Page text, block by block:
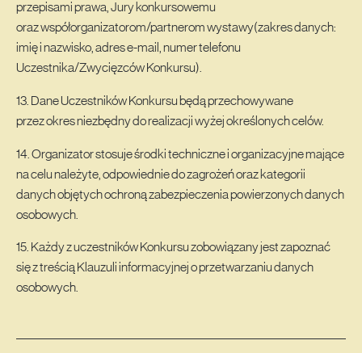
przepisami prawa, Jury konkursowemu
oraz współorganizatorom/partnerom wystawy(zakres danych:
imię i nazwisko, adres e-mail, numer telefonu
Uczestnika/Zwycięzców Konkursu).
13. Dane Uczestników Konkursu będą przechowywane
przez okres niezbędny do realizacji wyżej określonych celów.
14. Organizator stosuje środki techniczne i organizacyjne mające
na celu należyte, odpowiednie do zagrożeń oraz kategorii
danych objętych ochroną zabezpieczenia powierzonych danych
osobowych.
15. Każdy z uczestników Konkursu zobowiązany jest zapoznać
się z treścią Klauzuli informacyjnej o przetwarzaniu danych
osobowych.